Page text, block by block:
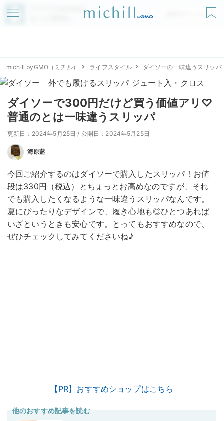
アプリでmichillが
無料ダウンロード
michill byGMO（ミチル） ライフスタイル ダイソーの一味違うスリッパ
ダイソーで300円だけど買う価値アリ♡
普通のとは一味違うスリッパ
更新日：2024年5月25日 / 公開日：2024年5月25日
海原藍
今回ご紹介するのはダイソーで購入したスリッパ！お値
段は330円（税込）とちょっとお高めなのですが、それ
でも購入したくなるような一味違うスリッパなんです。
夏にぴったりなデザインで、履き心地も◎ひとつあれば
いざというときも安心です。とってもおすすめなので、
ぜひチェックしてみてくださいね♪
【PR】おすすめショップはこちら
他のおすすめ記事を読む